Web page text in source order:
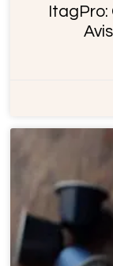
ItagPro: